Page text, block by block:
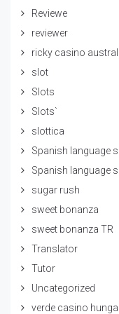
Reviewe
reviewer
ricky casino
slot
Slots
Slots`
slottica
Spanish language
Spanish language
sugar rush
sweet bonanza
sweet bonanza TR
Translator
Tutor
Uncategorized
verde casino